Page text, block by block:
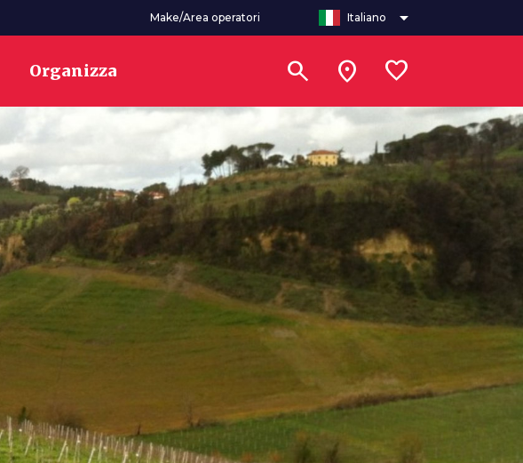
Make/Area operatori Italiano arrow_drop_down
Organizza search location_on favorite